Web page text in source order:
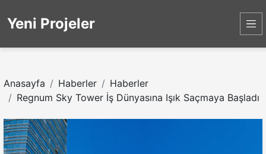
Yeni Projeler
Anasayfa Haberler
Haberler
Regnum Sky Tower İş Dünyasına Işık Saçmaya Başladı